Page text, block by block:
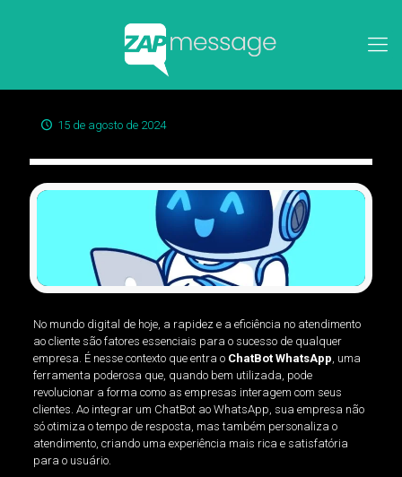
15 de agosto de 2024
No mundo digital de hoje, a rapidez e a eficiência no atendimento
ao cliente são fatores essenciais para o sucesso de qualquer
empresa. É nesse contexto que entra o ChatBot WhatsApp , uma
ferramenta poderosa que, quando bem utilizada, pode
revolucionar a forma como as empresas interagem com seus
clientes. Ao integrar um ChatBot ao WhatsApp, sua empresa não
só otimiza o tempo de resposta, mas também personaliza o
atendimento, criando uma experiência mais rica e satisfatória
para o usuário.